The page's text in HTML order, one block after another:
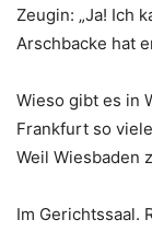
Zeugin: „Ja! Ich
Arschbacke hat
Wieso gibt es in
Frankfurt so
Weil Wiesbaden
Im Gerichtssaal.